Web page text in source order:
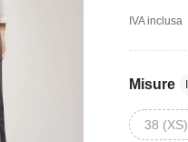
IVA inclusa
Misure
38 (XS)